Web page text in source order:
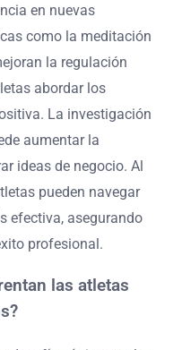
en nuevas
como la meditación
la regulación
abordar los
La investigación
aumentar la
ideas de negocio. Al
pueden navegar
efectiva, asegurando
profesional.
las atletas